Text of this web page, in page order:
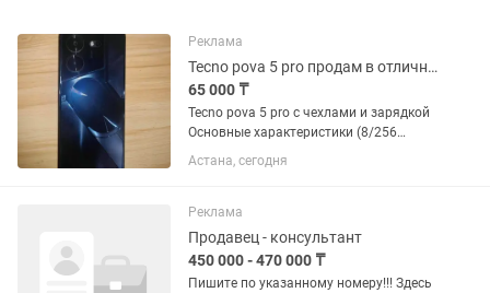
Реклама
Tecno pova 5 pro продам в отличном состоянии
65 000 ₸
Tecno pova 5 pro с чехлами и зарядкой
Основные характеристики (8/256
ГБ):Дисплей: 6.78" IPS LCD, FHD+ (\
(1080 times 2460\)), 120 Гц.Процессор:
ядер, частота до...
Астана, сегодня
Реклама
Продавец - консультант
450 000 - 470 000 ₸
Пишите по указанному номеру!!! Здесь